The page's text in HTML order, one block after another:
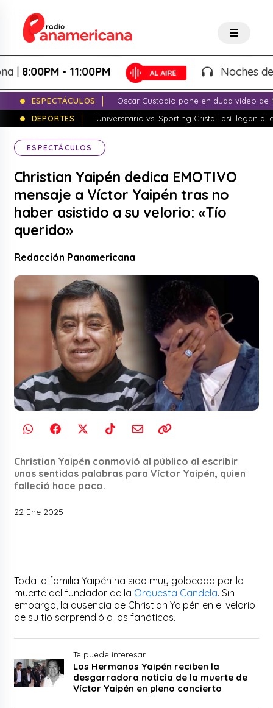
- 11:00PM Noches de
ESPECTÁCULOS
Óscar Custodio pone en duda video de
DEPORTES
Universitario vs. Sporting Cristal: así llegan al
ESPECTÁCULOS
Christian Yaipén dedica EMOTIVO
mensaje a Víctor Yaipén tras no
haber asistido a su velorio: «Tío
querido»
Redacción Panamericana
Christian Yaipén conmovió al público al escribir
unas sentidas palabras para Víctor Yaipén, quien
falleció hace poco.
22 Ene 2025
Toda la familia Yaipén ha sido muy golpeada por la
muerte del fundador de la Orquesta Candela. Sin
embargo, la ausencia de Christian Yaipén en el velorio
de su tío sorprendió a los fanáticos.
Te puede interesar
Los Hermanos Yaipén reciben la
desgarradora noticia de la muerte de
Víctor Yaipén en pleno concierto